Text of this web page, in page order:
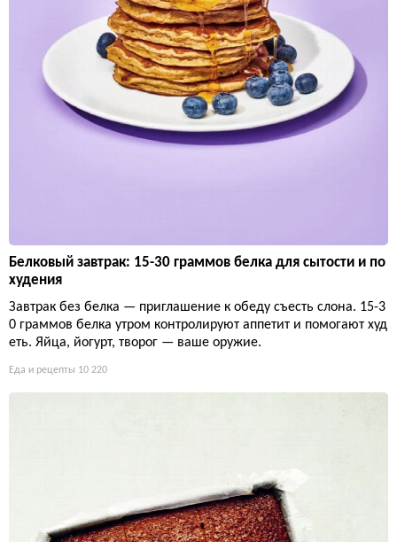
Белковый завтрак: 15-30 граммов белка для сытости и по
худения
Завтрак без белка — приглашение к обеду съесть слона. 15-3
0 граммов белка утром контролируют аппетит и помогают худ
еть. Яйца, йогурт, творог — ваше оружие.
Еда и рецепты 10 220